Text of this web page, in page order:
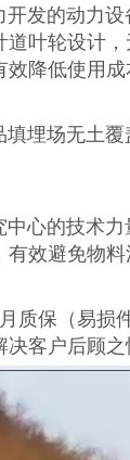
发的动力
叶轮设计
降低使用成
埋场无土覆
的技术力
效避免物料
保（易损
客户后顾之